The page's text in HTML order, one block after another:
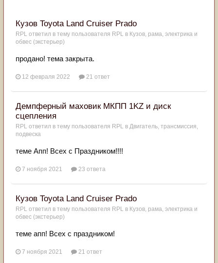
Кузов Toyota Land Cruiser Prado
RPL ответил в тему пользователя RPL в Кузов, рама, электрика и
обвес (экстерьер)
продано! тема закрыта.
12 февраля 2022 21 ответ
Демпферный маховик МКПП 1KZ и диск
сцепления
RPL ответил в тему пользователя RPL в Двигатель, трансмиссия,
подвеска
теме Апп! Всех с Праздником!!!!
7 ноября 2021 23 ответа
Кузов Toyota Land Cruiser Prado
RPL ответил в тему пользователя RPL в Кузов, рама, электрика и
обвес (экстерьер)
теме апп! Всех с праздником!
7 ноября 2021 21 ответ